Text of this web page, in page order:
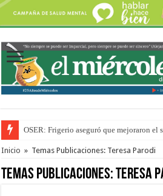
Por primera vez hicieron una cirugía de
Inicio » Temas Publicaciones: Teresa Parodi
Temas Publicaciones:Teresa